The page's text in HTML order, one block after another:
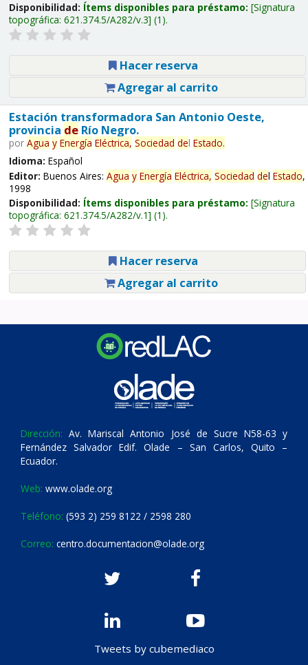
Disponibilidad: Ítems disponibles para préstamo: Signatura
topográfica: 621.374.5/A282/v.3 (1).
Hacer reserva
Agregar al carrito
Estación transformadora San Antonio Oeste,
provincia deRío Negro.
por Agua y Energía Eléctrica, Sociedad del Estado.
Idioma: Español
Editor: Buenos Aires: Agua y Energía Eléctrica, Sociedad del Estado,
1998
Disponibilidad: Ítems disponibles para préstamo: Signatura
topográfica: 621.374.5/A282/v.1 (1).
Hacer reserva
Agregar al carrito
Dirección: Av. Mariscal Antonio José de Sucre N58-63 y
Fernández Salvador Edif. Olade – San Carlos, Quito –
Ecuador.
Web: www.olade.org
Teléfono: (593 2) 259 8122 / 2598 280
Correo: centro.documentacion@olade.org
Tweets by cubemediaco